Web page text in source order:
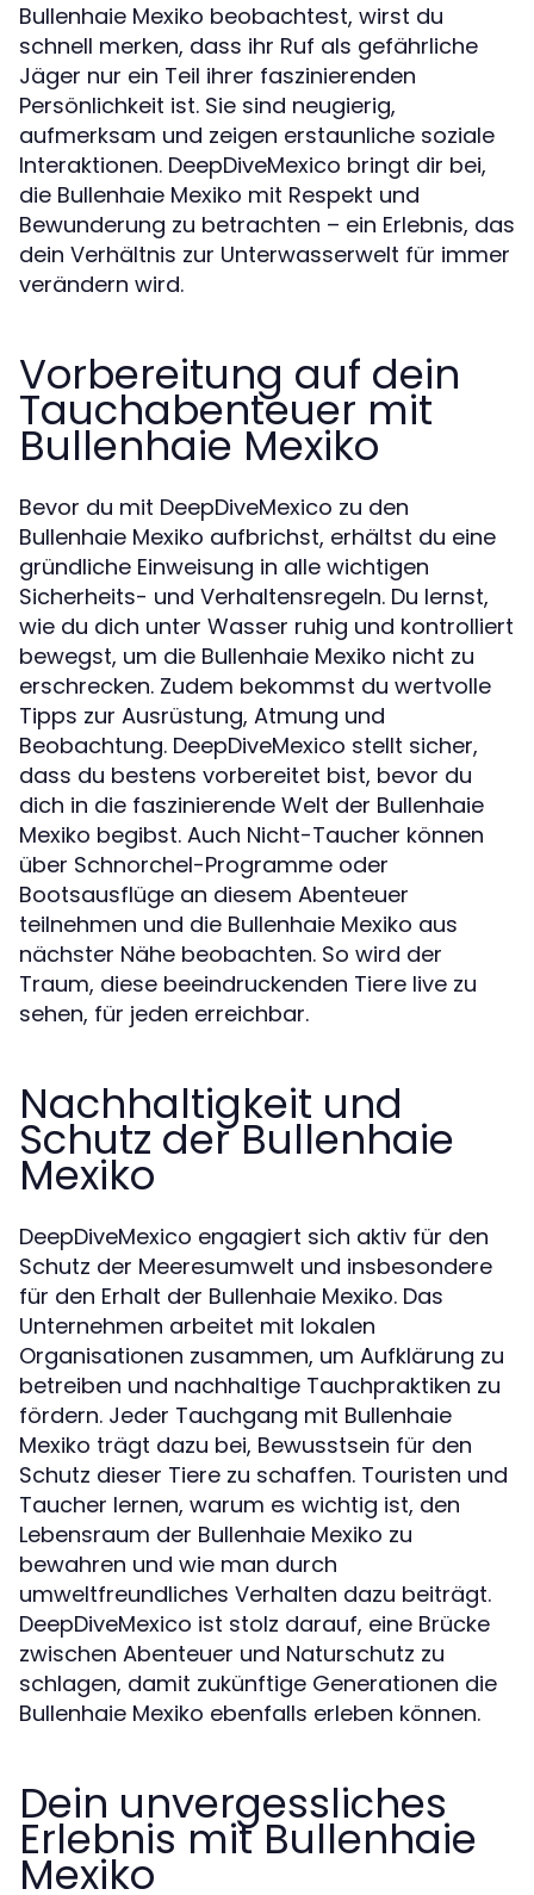
Bullenhaie Mexiko beobachtest, wirst du
schnell merken, dass ihr Ruf als gefährliche
Jäger nur ein Teil ihrer faszinierenden
Persönlichkeit ist. Sie sind neugierig,
aufmerksam und zeigen erstaunliche soziale
Interaktionen. DeepDiveMexico bringt dir bei,
die Bullenhaie Mexiko mit Respekt und
Bewunderung zu betrachten – ein Erlebnis, das
dein Verhältnis zur Unterwasserwelt für immer
verändern wird.
Vorbereitung auf dein
Tauchabenteuer mit
Bullenhaie Mexiko
Bevor du mit DeepDiveMexico zu den
Bullenhaie Mexiko aufbrichst, erhältst du eine
gründliche Einweisung in alle wichtigen
Sicherheits- und Verhaltensregeln. Du lernst,
wie du dich unter Wasser ruhig und kontrolliert
bewegst, um die Bullenhaie Mexiko nicht zu
erschrecken. Zudem bekommst du wertvolle
Tipps zur Ausrüstung, Atmung und
Beobachtung. DeepDiveMexico stellt sicher,
dass du bestens vorbereitet bist, bevor du
dich in die faszinierende Welt der Bullenhaie
Mexiko begibst. Auch Nicht-Taucher können
über Schnorchel-Programme oder
Bootsausflüge an diesem Abenteuer
teilnehmen und die Bullenhaie Mexiko aus
nächster Nähe beobachten. So wird der
Traum, diese beeindruckenden Tiere live zu
sehen, für jeden erreichbar.
Nachhaltigkeit und
Schutz der Bullenhaie
Mexiko
DeepDiveMexico engagiert sich aktiv für den
Schutz der Meeresumwelt und insbesondere
für den Erhalt der Bullenhaie Mexiko. Das
Unternehmen arbeitet mit lokalen
Organisationen zusammen, um Aufklärung zu
betreiben und nachhaltige Tauchpraktiken zu
fördern. Jeder Tauchgang mit Bullenhaie
Mexiko trägt dazu bei, Bewusstsein für den
Schutz dieser Tiere zu schaffen. Touristen und
Taucher lernen, warum es wichtig ist, den
Lebensraum der Bullenhaie Mexiko zu
bewahren und wie man durch
umweltfreundliches Verhalten dazu beiträgt.
DeepDiveMexico ist stolz darauf, eine Brücke
zwischen Abenteuer und Naturschutz zu
schlagen, damit zukünftige Generationen die
Bullenhaie Mexiko ebenfalls erleben können.
Dein unvergessliches
Erlebnis mit Bullenhaie
Mexiko